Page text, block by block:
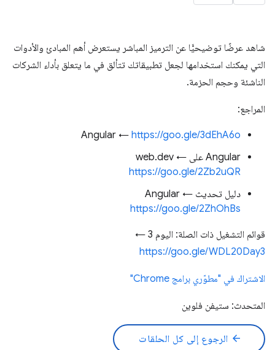
شاهد عرضًا توضيحيًّا عن الترميز المباشر يستعرض أهم المبادئ والأدوات
التي يمكنك استخدامها لجعل تطبيقاتك تتألق في ما يتعلق بأداء الشركات
الناشئة وحجم الحزمة.
المراجع:
Angular ← https://goo.gle/3dEhA6o
Angular على web.dev ←
https://goo.gle/2Zb2uQR
دليل تحديث Angular ←
https://goo.gle/2ZhOhBs
قوائم التشغيل ذات الصلة: اليوم 3 ←
https://goo.gle/WDL20Day3
الاشتراك في "مطوّري برامج Chrome"
المتحدث: ستيفن فلوين
arrow_back الرجوع إلى كل الحلقات